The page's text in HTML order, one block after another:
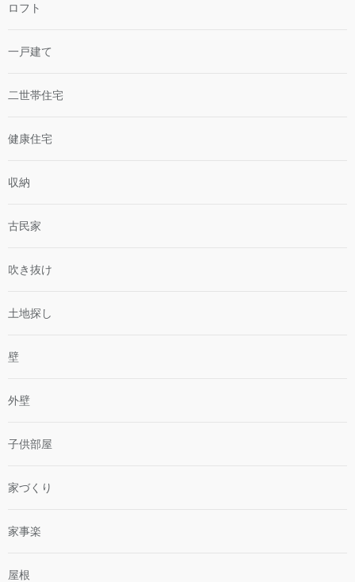
ロフト
一戸建て
二世帯住宅
健康住宅
収納
古民家
吹き抜け
土地探し
壁
外壁
子供部屋
家づくり
家事楽
屋根